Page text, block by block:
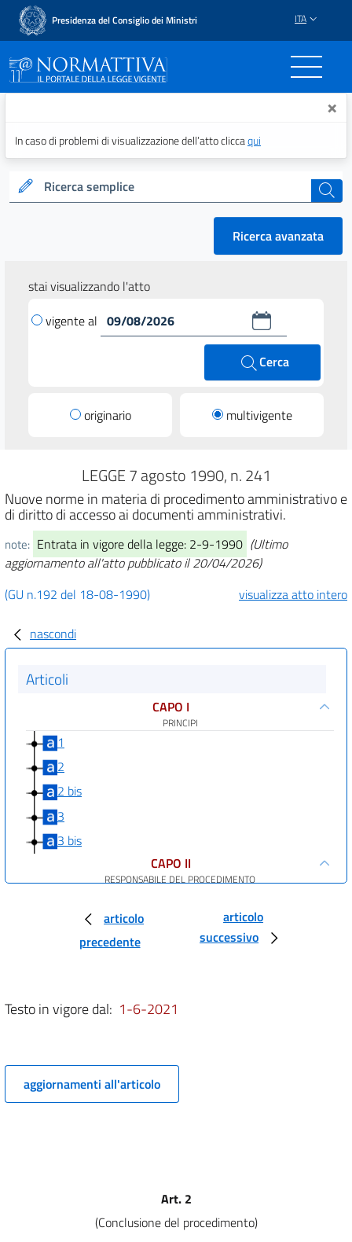
Presidenza del Consiglio dei Ministri ITA
Normattiva - Il portale ×
In caso di problemi di visualizzazione dell’atto cliccaqui
Ricerca semplice cerca
Ricerca avanzata
stai visualizzando l'atto
vigente al
Cerca
originario multivigente
LEGGE 7 agosto 1990, n. 241
Nuove norme in materia di procedimento amministrativo e
di diritto di accesso ai documenti amministrativi.
note: Entrata in vigore della legge: 2-9-1990 (Ultimo
aggiornamento all'atto pubblicato il 20/04/2026)
(GU n.192 del 18-08-1990)
visualizza atto intero
nascondi
Articoli
CAPO I
PRINCIPI
1
2
2 bis
3
3 bis
CAPO II
RESPONSABILE DEL PROCEDIMENTO
PARTECIPAZIONE
8
9
articolo
precedente
articolo
successivo
Testo in vigore dal: 1-6-2021
aggiornamenti all'articolo
Art. 2
(Conclusione del procedimento)